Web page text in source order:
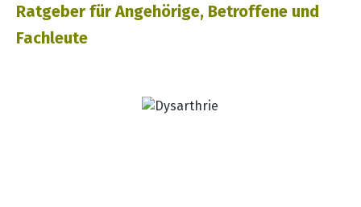
Ratgeber für Angehörige, Betroffene und
Fachleute
Bildergalerie überspringen